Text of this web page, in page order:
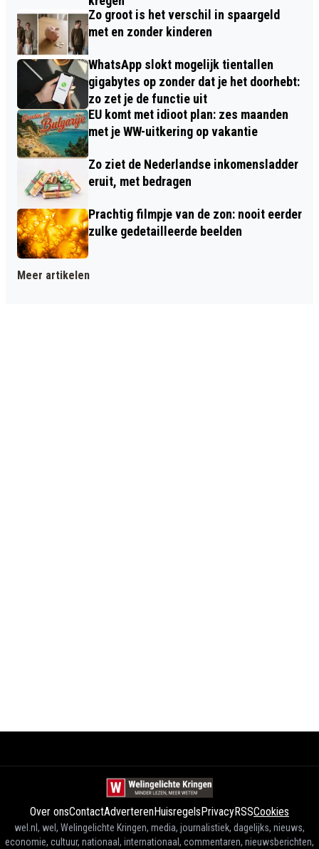
Zo groot is het verschil in spaargeld
met en zonder kinderen
WhatsApp slokt mogelijk tientallen
gigabytes op zonder dat je het doorhebt:
zo zet je de functie uit
EU komt met idioot plan: zes maanden
met je WW-uitkering op vakantie
Zo ziet de Nederlandse inkomensladder
eruit, met bedragen
Prachtig filmpje van de zon: nooit eerder
zulke gedetailleerde beelden
Meer artikelen
Over onsContactAdverterenHuisregelsPrivacyRSSCookies
wel.nl, wel, Welingelichte Kringen, media, journalistiek, dagelijks, nieuws,
economie, cultuur, nationaal, internationaal, commentaren, nieuwsberichten,